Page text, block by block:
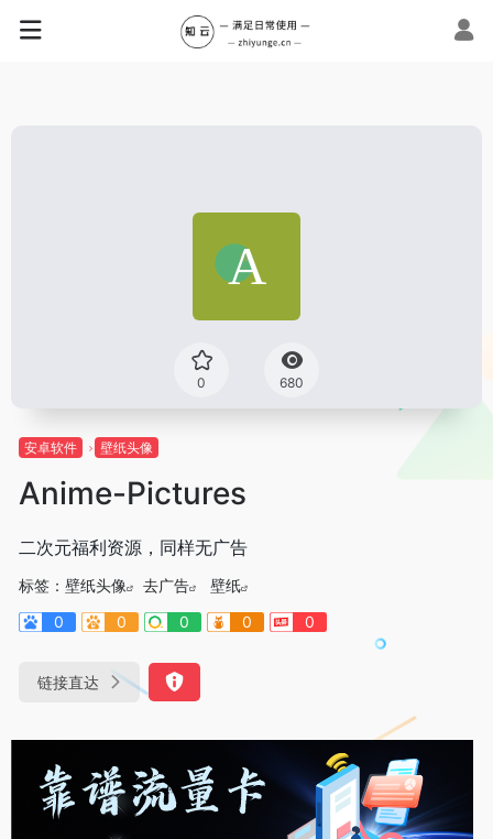
0 680
安卓软件 壁纸头像
Anime-Pictures
二次元福利资源，同样无广告
标签： 壁纸头像 去广告
壁纸
0
0 0 0 0
链接直达